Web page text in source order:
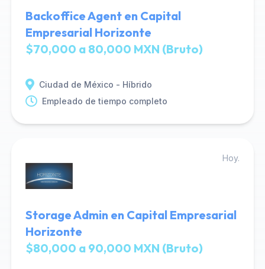
Backoffice Agent en Capital
Empresarial Horizonte
$70,000 a 80,000 MXN (Bruto)
Ciudad de México - Híbrido
Empleado de tiempo completo
Hoy.
Storage Admin en Capital Empresarial
Horizonte
$80,000 a 90,000 MXN (Bruto)